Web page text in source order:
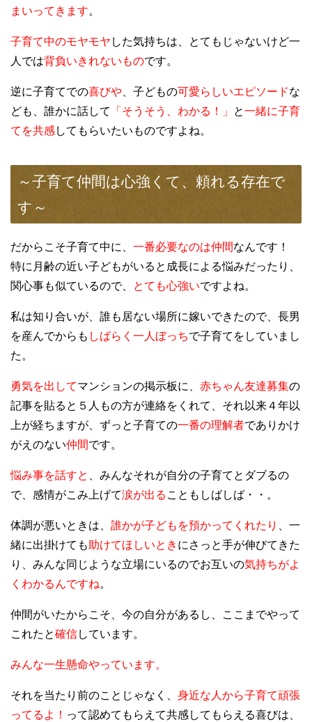
まいってきます。
子育て中のモヤモヤ した気持ちは、とてもじゃないけど一
人では背負いきれないものです。
逆に子育てでの喜びや 、子どもの可愛らしいエピソードな
ども、誰かに話して
「そうそう、わかる！」 と一緒に子育
てを共感してもらいたいものですよね。
～子育て仲間は心強くて、頼れる存在で
す～
だからこそ子育て中に、 一番必要なのは仲間なんです！
特に月齢の近い子どもがいると成長による悩みだったり、
関心事も似ているので、
とても心強いですよね。
私は知り合いが、誰も居ない場所に嫁いできたので、長男
を産んでからも しばらく一人ぼっちで子育てをしていまし
た。
勇気を出してマンションの掲示板に、 赤ちゃん友達募集の
記事を貼ると５人もの方が連絡をくれて、それ以来４年以
上が経ちますが、ずっと子育ての一番の理解者でありかけ
がえのない仲間です。
悩み事を話すと
、みんなそれが自分の子育てとダブるの
で、感情がこみ上げて涙が出る こともしばしば・ ・。
体調が悪いときは、 誰かが子どもを預かってくれたり
、一
緒に出掛けても 助けてほしいとき にさっと手が伸びてきた
り、みんな同じような立場にいるのでお互いの気持ちがよ
くわかるんですね。
仲間がいたからこそ、今の自分があるし、ここまでやって
これたと確信しています。
みんな一生懸命やっています。
それを当たり前のことじゃなく、 身近な人から子育て頑張
ってるよ！ って認めてもらえて共感してもらえる喜びは、